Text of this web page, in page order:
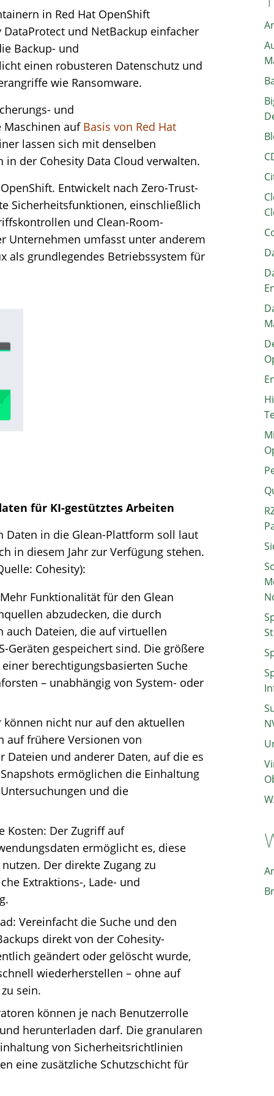
in Red Hat OpenShift
und NetBackup einfacher
Backup- und
einen robusteren Datenschutz und
wie Ransomware.
und
Maschinen auf Basis von Red Hat
lassen sich mit denselben
der Cohesity Data Cloud verwalten.
Entwickelt nach Zero-Trust-
Sicherheitsfunktionen, einschließlich
und Clean-Room-
Unternehmen umfasst unter anderem
als grundlegendes Betriebssystem für
für KI-gestütztes Arbeiten
Daten in die Glean-Plattform soll laut
in diesem Jahr zur Verfügung stehen.
Cohesity):
Funktionalität für den Glean
abzudecken, die durch
auch Dateien, die auf virtuellen
Geräten gespeichert sind. Die größere
berechtigungsbasierten Suche
– unabhängig von System- oder
nicht nur auf den aktuellen
auf frühere Versionen von
und anderer Daten, auf die es
ermöglichen die Einhaltung
und die
Kosten: Der Zugriff auf
ermöglicht es, diese
Der direkte Zugang zu
Extraktions-, Lade- und
Vereinfacht die Suche und den
direkt von der Cohesity-
geändert oder gelöscht wurde,
wiederherstellen – ohne auf
sein.
können je nach Benutzerrolle
herunterladen darf. Die granularen
von Sicherheitsrichtlinien
eine zusätzliche Schutzschicht für